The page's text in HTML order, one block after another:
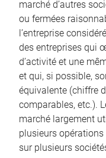
marché d’autres
ou fermées
l’entreprise
des entreprises qui
d’activité et une
et qui, si possible,
équivalente (chiffre
comparables, etc.).
marché largement
plusieurs opérations
sur plusieurs